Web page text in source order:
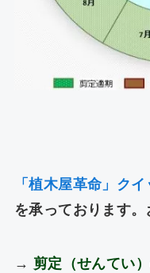
「植木屋革命」ク
を承っております。
→ 剪定（せんてい